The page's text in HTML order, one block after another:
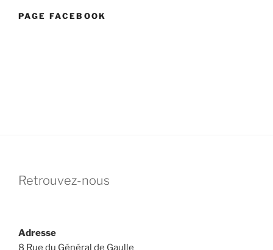
PAGE FACEBOOK
Retrouvez-nous
Adresse
8 Rue du Général de Gaulle